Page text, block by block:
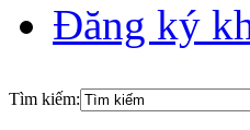
Đăng ký
Tìm kiếm: